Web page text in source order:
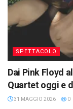
SPETTACOLO
Dai Pink Floyd
Quartet oggi e
31 MAGGIO 2026 0